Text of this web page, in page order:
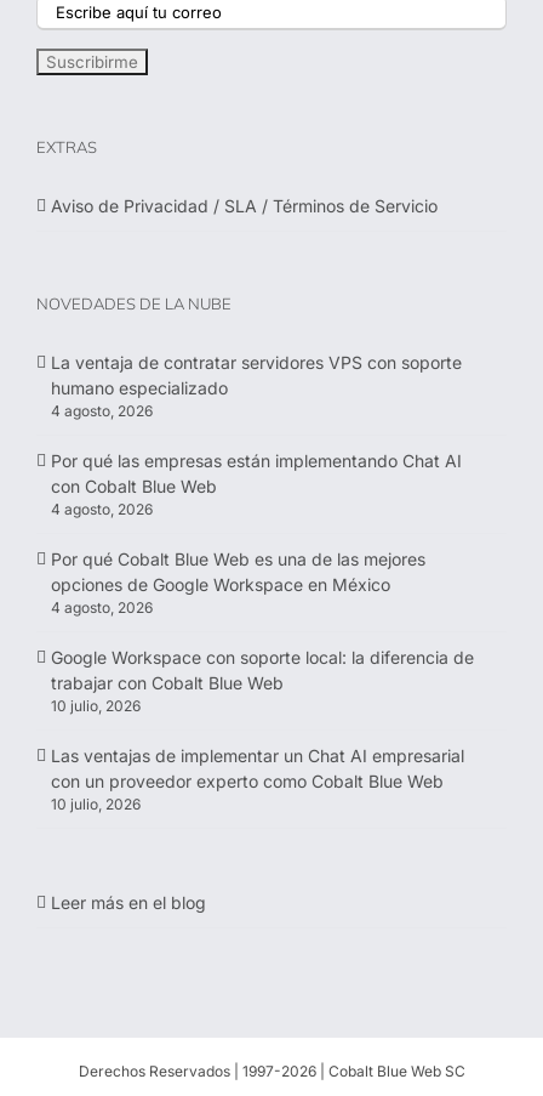
EXTRAS
Aviso de Privacidad / SLA / Términos de Servicio
NOVEDADES DE LA NUBE
La ventaja de contratar servidores VPS con soporte
humano especializado
4 agosto, 2026
Por qué las empresas están implementando Chat AI
con Cobalt Blue Web
4 agosto, 2026
Por qué Cobalt Blue Web es una de las mejores
opciones de Google Workspace en México
4 agosto, 2026
Google Workspace con soporte local: la diferencia de
trabajar con Cobalt Blue Web
10 julio, 2026
Las ventajas de implementar un Chat AI empresarial
con un proveedor experto como Cobalt Blue Web
10 julio, 2026
Leer más en el blog
Derechos Reservados | 1997-2026 | Cobalt Blue Web SC